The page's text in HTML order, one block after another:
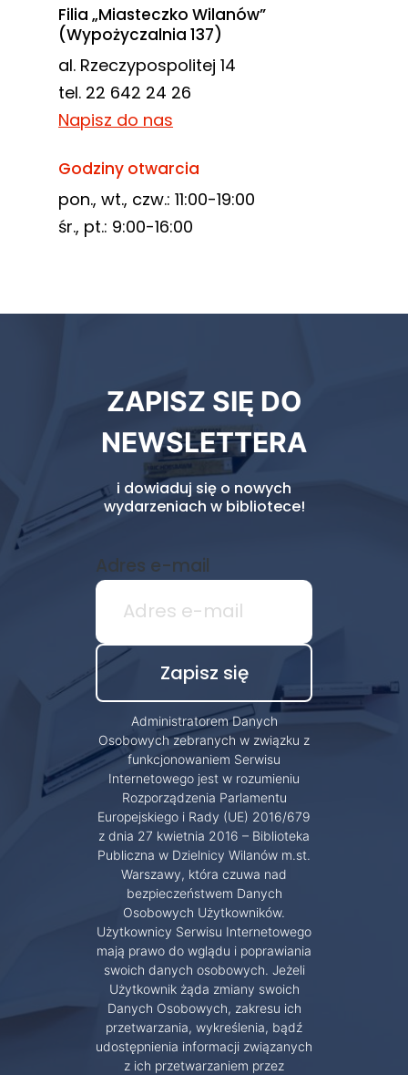
Filia „Miasteczko Wilanów”
(Wypożyczalnia 137)
al. Rzeczypospolitej 14
tel. 22 642 24 26
Napisz do nas
Godziny otwarcia
pon., wt., czw.: 11:00-19:00
śr., pt.: 9:00-16:00
biblioteki
ZAPISZ SIĘ DO
NEWSLETTERA
i dowiaduj się o nowych
wydarzeniach w bibliotece!
Adres e-mail
Administratorem Danych
Osobowych zebranych w związku z
funkcjonowaniem Serwisu
Internetowego jest w rozumieniu
Rozporządzenia Parlamentu
Europejskiego i Rady (UE) 2016/679
z dnia 27 kwietnia 2016 – Biblioteka
Publiczna w Dzielnicy Wilanów m.st.
Warszawy, która czuwa nad
bezpieczeństwem Danych
Osobowych Użytkowników.
Użytkownicy Serwisu Internetowego
mają prawo do wglądu i poprawiania
swoich danych osobowych. Jeżeli
Użytkownik żąda zmiany swoich
Danych Osobowych, zakresu ich
przetwarzania, wykreślenia, bądź
udostępnienia informacji związanych
z ich przetwarzaniem przez